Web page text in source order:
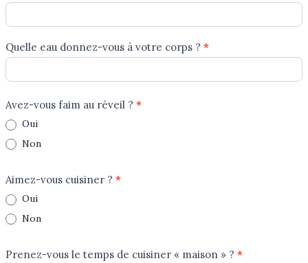
Quelle eau donnez-vous à votre corps ? *
Avez-vous faim au réveil ? *
Oui
Non
Aimez-vous cuisiner ? *
Oui
Non
Prenez-vous le temps de cuisiner « maison » ? *